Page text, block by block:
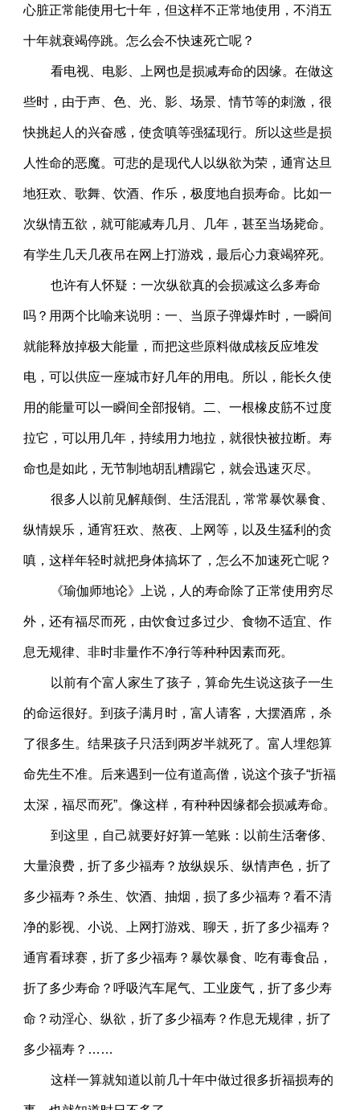
心脏正常能使用七十年，但这样不正常地使用，不消五
十年就衰竭停跳。怎么会不快速死亡呢？
看电视、电影、上网也是损减寿命的因缘。在做这
些时，由于声、色、光、影、场景、情节等的刺激，很
快挑起人的兴奋感，使贪嗔等强猛现行。所以这些是损
人性命的恶魔。可悲的是现代人以纵欲为荣，通宵达旦
地狂欢、歌舞、饮酒、作乐，极度地自损寿命。比如一
次纵情五欲，就可能减寿几月、几年，甚至当场毙命。
有学生几天几夜吊在网上打游戏，最后心力衰竭猝死。
也许有人怀疑：一次纵欲真的会损减这么多寿命
吗？用两个比喻来说明：一、当原子弹爆炸时，一瞬间
就能释放掉极大能量，而把这些原料做成核反应堆发
电，可以供应一座城市好几年的用电。所以，能长久使
用的能量可以一瞬间全部报销。二、一根橡皮筋不过度
拉它，可以用几年，持续用力地拉，就很快被拉断。寿
命也是如此，无节制地胡乱糟蹋它，就会迅速灭尽。
很多人以前见解颠倒、生活混乱，常常暴饮暴食、
纵情娱乐，通宵狂欢、熬夜、上网等，以及生猛利的贪
嗔，这样年轻时就把身体搞坏了，怎么不加速死亡呢？
《瑜伽师地论》上说，人的寿命除了正常使用穷尽
外，还有福尽而死，由饮食过多过少、食物不适宜、作
息无规律、非时非量作不净行等种种因素而死。
以前有个富人家生了孩子，算命先生说这孩子一生
的命运很好。到孩子满月时，富人请客，大摆酒席，杀
了很多生。结果孩子只活到两岁半就死了。富人埋怨算
命先生不准。后来遇到一位有道高僧，说这个孩子“折福
太深，福尽而死”。像这样，有种种因缘都会损减寿命。
到这里，自己就要好好算一笔账：以前生活奢侈、
大量浪费，折了多少福寿？放纵娱乐、纵情声色，折了
多少福寿？杀生、饮酒、抽烟，损了多少福寿？看不清
净的影视、小说、上网打游戏、聊天，折了多少福寿？
通宵看球赛，折了多少福寿？暴饮暴食、吃有毒食品，
折了多少寿命？呼吸汽车尾气、工业废气，折了多少寿
命？动淫心、纵欲，折了多少福寿？作息无规律，折了
多少福寿？……
这样一算就知道以前几十年中做过很多折福损寿的